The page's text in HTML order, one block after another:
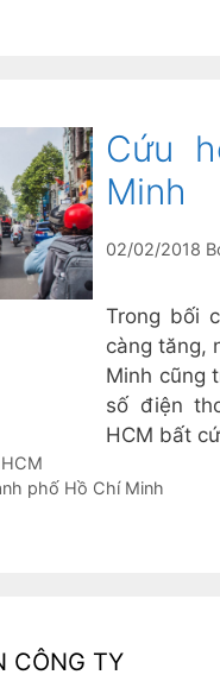
Cứu
Minh
02/02/2018
Trong bối
càng tăng,
Minh cũng
số điện
HCM bất
phố Hồ Chí Minh
CÔNG TY